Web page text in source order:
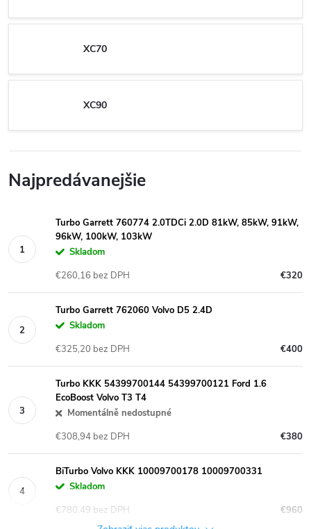
XC70
XC90
Najpredávanejšie
Turbo Garrett 760774 2.0TDCi 2.0D 81kW, 85kW, 91kW,
96kW, 100kW, 103kW
Skladom
€320
€260,16 bez DPH
Turbo Garrett 762060 Volvo D5 2.4D
Skladom
€400
€325,20 bez DPH
Turbo KKK 54399700144 54399700121 Ford 1.6
EcoBoost Volvo T3 T4
Momentálně nedostupné
€380
€308,94 bez DPH
BiTurbo Volvo KKK 10009700178 10009700331
Skladom
€960
€780,49 bez DPH